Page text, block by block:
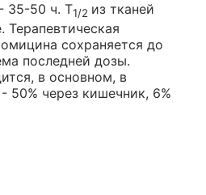
35-50 ч. T1/2 из тканей
Терапевтическая
сохраняется до
последней дозы.
в основном, в
50% через кишечник, 6%